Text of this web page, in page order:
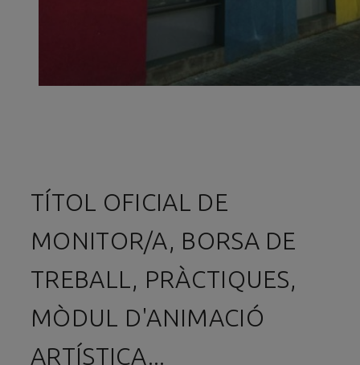
TÍTOL OFICIAL DE
MONITOR/A, BORSA DE
TREBALL, PRÀCTIQUES,
MÒDUL D'ANIMACIÓ
ARTÍSTICA...